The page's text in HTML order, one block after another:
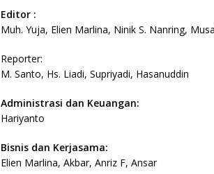
Editor :
Muh. Yuja, Elien Marlina, Ninik S. Nanring,
Reporter:
M. Santo, Hs. Liadi, Supriyadi, Hasanuddin
Administrasi dan Keuangan:
Hariyanto
Bisnis dan Kerjasama:
Elien Marlina, Akbar, Anriz F, Ansar